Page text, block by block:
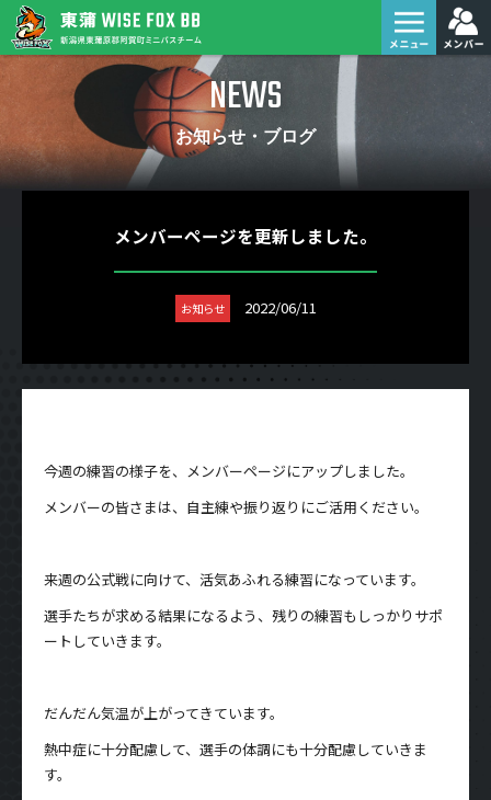
NEWS
お知らせ・ブログ
メンバーページを更新しました。
お知らせ 2022/06/11
今週の練習の様子を、メンバーページにアップしました。
メンバーの皆さまは、自主練や振り返りにご活用ください。
来週の公式戦に向けて、活気あふれる練習になっています。
選手たちが求める結果になるよう、残りの練習もしっかりサポ
ートしていきます。
だんだん気温が上がってきています。
熱中症に十分配慮して、選手の体調にも十分配慮していきま
す。